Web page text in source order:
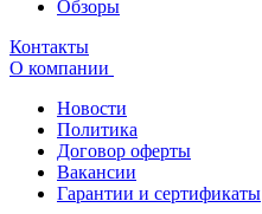
Обзоры
Контакты
О компании
Новости
Политика
Договор оферты
Вакансии
Гарантии и сертификаты